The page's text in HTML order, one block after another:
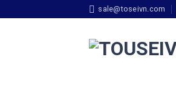
sale@toseivn.com